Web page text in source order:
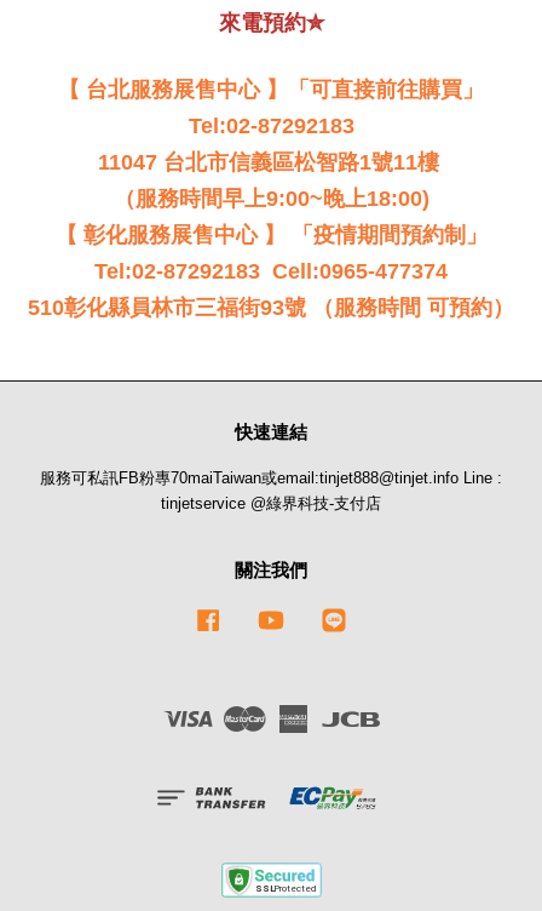
來電預約✮
【 台北服務展售中心 】「可直接前往購買」
Tel:02-87292183
11047 台北市信義區松智路1號11樓
（服務時間早上9:00~晚上18:00)
【 彰化服務展售中心 】 「疫情期間預約制」
Tel:02-87292183 Cell:0965-477374
510彰化縣員林市三福街93號 （服務時間 可預約）
快速連結
服務可私訊FB粉專70maiTaiwan或email:tinjet888@tinjet.info Line :
tinjetservice @綠界科技-支付店
關注我們
Facebook YouTube
Visa Master
American